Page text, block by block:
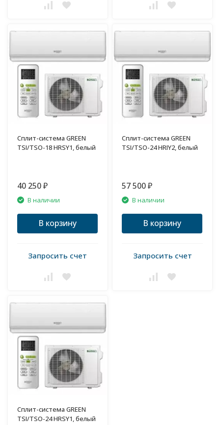
Сплит-система GREEN
TSI/TSO-18 HRSY1, белый
40 250 ₽
В наличии
В корзину
Запросить счет
Сплит-система GREEN
TSI/TSO-24 HRIY2, белый
57 500 ₽
В наличии
В корзину
Запросить счет
Сплит-система GREEN
TSI/TSO-24 HRSY1, белый